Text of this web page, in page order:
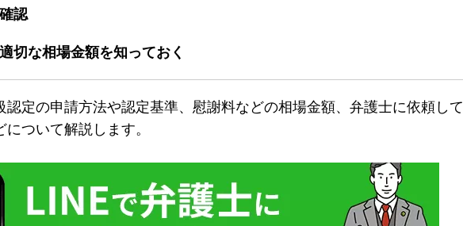
認
切な相場金額を知っておく
定の申請方法や認定基準、慰謝料などの相場金額、弁護士に依頼して
について解説します。